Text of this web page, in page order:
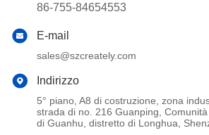
86-755-84654553
E-mail
sales@szcreately.com
Indirizzo
5° piano, A8 di costruzione, zona
strada di no. 216 Guanping,
di Guanhu, distretto di Longhua,